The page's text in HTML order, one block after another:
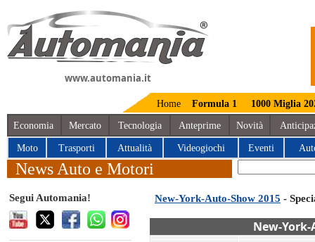
www.automania.it
Home Formula 1 1000 Miglia
Economia Mercato Tecnologia Anteprime Novità
Moto Trasporti Attualità Videogiochi Eventi
News Auto e Motori
Segui Automania! New-York-Auto-Show 2015 -
New-York-